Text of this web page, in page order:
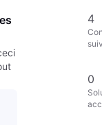
4
0